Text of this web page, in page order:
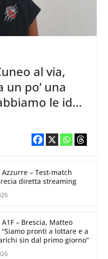
al via,
un po’ una
le idee
fare”
Azzurre – Test-match
diretta streaming
– Brescia, Matteo
pronti a lottare e a
sin dal primo giorno”